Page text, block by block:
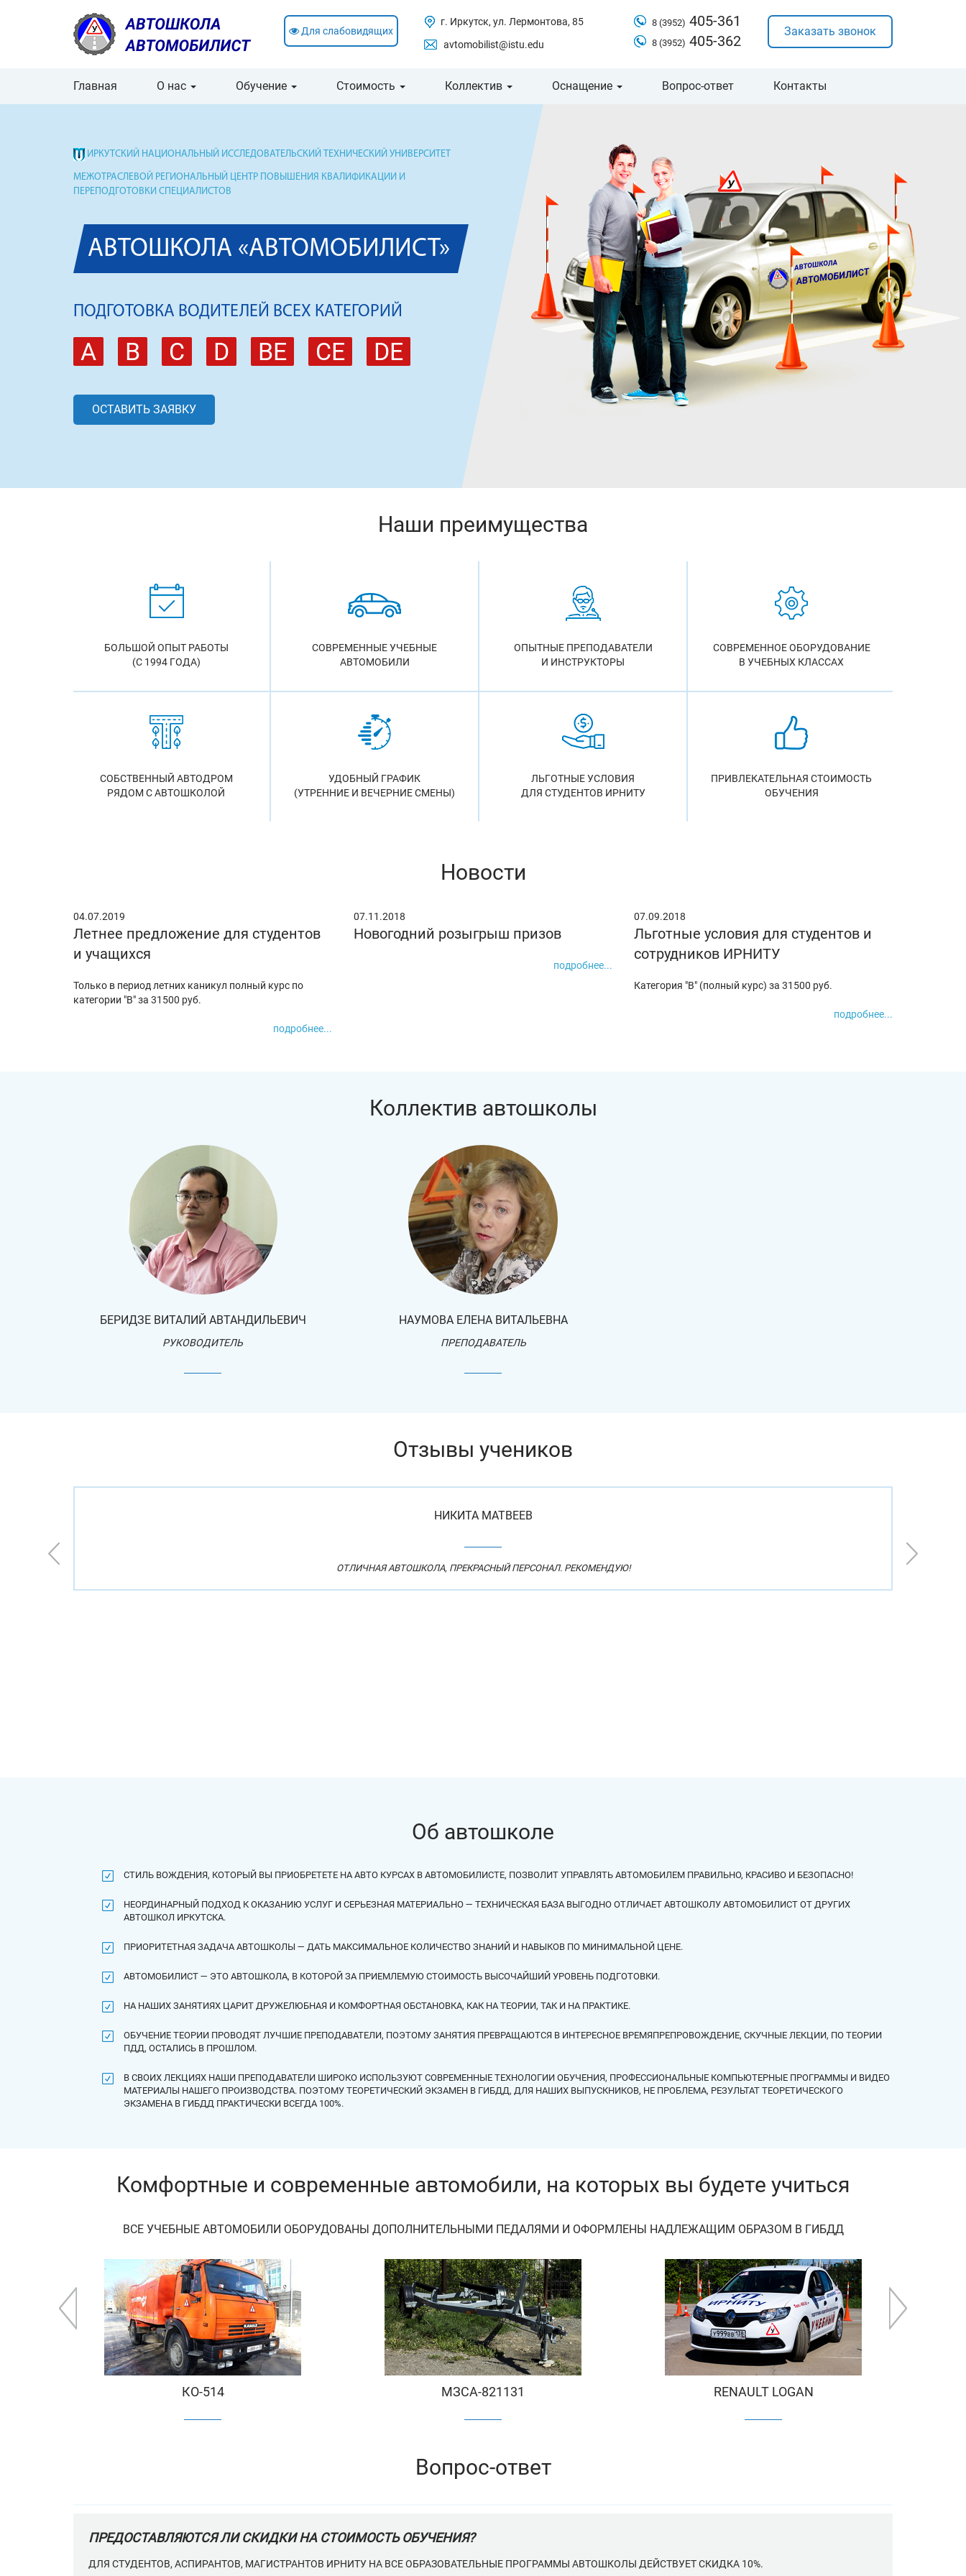
Для слабовидящих
г. Иркутск, ул. Лермонтова, 85
avtomobilist@istu.edu
8 (3952) 405-361
8 (3952) 405-362
Заказать звонок
Главная О нас Обучение Стоимость Коллектив Оснащение Вопрос-ответ Контакты
ИРКУТСКИЙ НАЦИОНАЛЬНЫЙ ИССЛЕДОВАТЕЛЬСКИЙ ТЕХНИЧЕСКИЙ УНИВЕРСИТЕТ
МЕЖОТРАСЛЕВОЙ РЕГИОНАЛЬНЫЙ ЦЕНТР ПОВЫШЕНИЯ КВАЛИФИКАЦИИ И
ПЕРЕПОДГОТОВКИ СПЕЦИАЛИСТОВ
АВТОШКОЛА «АВТОМОБИЛИСТ»
ПОДГОТОВКА ВОДИТЕЛЕЙ ВСЕХ КАТЕГОРИЙ
A B C D BE CE DE
ОСТАВИТЬ ЗАЯВКУ
Наши преимущества
БОЛЬШОЙ ОПЫТ РАБОТЫ
(С 1994 ГОДА)
СОВРЕМЕННЫЕ УЧЕБНЫЕ
АВТОМОБИЛИ
ОПЫТНЫЕ ПРЕПОДАВАТЕЛИ
И ИНСТРУКТОРЫ
СОВРЕМЕННОЕ ОБОРУДОВАНИЕ
В УЧЕБНЫХ КЛАССАХ
СОБСТВЕННЫЙ АВТОДРОМ
РЯДОМ С АВТОШКОЛОЙ
УДОБНЫЙ ГРАФИК
(УТРЕННИЕ И ВЕЧЕРНИЕ СМЕНЫ)
ЛЬГОТНЫЕ УСЛОВИЯ
ДЛЯ СТУДЕНТОВ ИРНИТУ
ПРИВЛЕКАТЕЛЬНАЯ СТОИМОСТЬ
ОБУЧЕНИЯ
Новости
04.07.2019
Летнее предложение для студентов
и учащихся
Только в период летних каникул полный курс по
категории "В" за 31500 руб.
подробнее...
07.11.2018
Новогодний розыгрыш призов
подробнее...
07.09.2018
Льготные условия для студентов и
сотрудников ИРНИТУ
Категория "В" (полный курс) за 31500 руб.
подробнее...
Коллектив автошколы
БЕРИДЗЕ ВИТАЛИЙ АВТАНДИЛЬЕВИЧ
РУКОВОДИТЕЛЬ
НАУМОВА ЕЛЕНА ВИТАЛЬЕВНА
ПРЕПОДАВАТЕЛЬ
Отзывы учеников
НИКИТА МАТВЕЕВ
ОТЛИЧНАЯ АВТОШКОЛА, ПРЕКРАСНЫЙ ПЕРСОНАЛ. РЕКОМЕНДУЮ!
Об автошколе
СТИЛЬ ВОЖДЕНИЯ, КОТОРЫЙ ВЫ ПРИОБРЕТЕТЕ НА АВТО КУРСАХ В АВТОМОБИЛИСТЕ, ПОЗВОЛИТ УПРАВЛЯТЬ АВТОМОБИЛЕМ ПРАВИЛЬНО, КРАСИВО И БЕЗОПАСНО!
НЕОРДИНАРНЫЙ ПОДХОД К ОКАЗАНИЮ УСЛУГ И СЕРЬЕЗНАЯ МАТЕРИАЛЬНО — ТЕХНИЧЕСКАЯ БАЗА ВЫГОДНО ОТЛИЧАЕТ АВТОШКОЛУ АВТОМОБИЛИСТ ОТ ДРУГИХ
АВТОШКОЛ ИРКУТСКА.
ПРИОРИТЕТНАЯ ЗАДАЧА АВТОШКОЛЫ — ДАТЬ МАКСИМАЛЬНОЕ КОЛИЧЕСТВО ЗНАНИЙ И НАВЫКОВ ПО МИНИМАЛЬНОЙ ЦЕНЕ.
АВТОМОБИЛИСТ — ЭТО АВТОШКОЛА, В КОТОРОЙ ЗА ПРИЕМЛЕМУЮ СТОИМОСТЬ ВЫСОЧАЙШИЙ УРОВЕНЬ ПОДГОТОВКИ.
НА НАШИХ ЗАНЯТИЯХ ЦАРИТ ДРУЖЕЛЮБНАЯ И КОМФОРТНАЯ ОБСТАНОВКА, КАК НА ТЕОРИИ, ТАК И НА ПРАКТИКЕ.
ОБУЧЕНИЕ ТЕОРИИ ПРОВОДЯТ ЛУЧШИЕ ПРЕПОДАВАТЕЛИ, ПОЭТОМУ ЗАНЯТИЯ ПРЕВРАЩАЮТСЯ В ИНТЕРЕСНОЕ ВРЕМЯПРЕПРОВОЖДЕНИЕ, СКУЧНЫЕ ЛЕКЦИИ, ПО ТЕОРИИ
ПДД, ОСТАЛИСЬ В ПРОШЛОМ.
В СВОИХ ЛЕКЦИЯХ НАШИ ПРЕПОДАВАТЕЛИ ШИРОКО ИСПОЛЬЗУЮТ СОВРЕМЕННЫЕ ТЕХНОЛОГИИ ОБУЧЕНИЯ, ПРОФЕССИОНАЛЬНЫЕ КОМПЬЮТЕРНЫЕ ПРОГРАММЫ И ВИДЕО
МАТЕРИАЛЫ НАШЕГО ПРОИЗВОДСТВА. ПОЭТОМУ ТЕОРЕТИЧЕСКИЙ ЭКЗАМЕН В ГИБДД, ДЛЯ НАШИХ ВЫПУСКНИКОВ, НЕ ПРОБЛЕМА, РЕЗУЛЬТАТ ТЕОРЕТИЧЕСКОГО
ЭКЗАМЕНА В ГИБДД ПРАКТИЧЕСКИ ВСЕГДА 100%.
Комфортные и современные автомобили, на которых вы будетe учиться
ВСЕ УЧЕБНЫЕ АВТОМОБИЛИ ОБОРУДОВАНЫ ДОПОЛНИТЕЛЬНЫМИ ПЕДАЛЯМИ И ОФОРМЛЕНЫ НАДЛЕЖАЩИМ ОБРАЗОМ В ГИБДД
КО-514 МЗСА-821131 RENAULT LOGAN
Вопрос-ответ
ЗАМЕНЕ ВОДИТЕЛЬСКОГО УДОСТОВЕРЕНИЯ ПО ИСТЕЧЕНИЮ СРОКА ДЕЙСТВИЯ?
СВИДЕТЕЛЬСТВА ПРИ ЗАМЕНЕ ВОДИТЕЛЬСКОГО УДОСТОВЕРЕНИЯ НЕ ТРЕБУЕТСЯ.
КАКИЕ ДОКУМЕНТЫ НЕОБХОДИМО ПРЕДОСТАВИТЬ ДЛЯ ОБУЧЕНИЯ В АВТОШКОЛЕ?
ДОКУМЕНТ, УДОСТОВЕРЯЮЩИЙ ЛИЧНОСТЬ (ПАСПОРТ), 2 ФОТОГРАФИИ 3Х4 СМ, МЕДИЦИНСКОЕ ЗАКЛЮЧЕНИЕ О НАЛИЧИИ (ОБ ОТСУТСТВИИ) У ВОДИТЕЛЕЙ
ТРАНСПОРТНЫХ СРЕДСТВ (КАНДИДАТОВ В ВОДИТЕЛИ ТРАНСПОРТНЫХ СРЕДСТВ) МЕДИЦИНСКИХ ПРОТИВОПОКАЗАНИЙ, МЕДИЦИНСКИХ ПОКАЗАНИЙ ИЛИ
МЕДИЦИНСКИХ ОГРАНИЧЕНИЙ К УПРАВЛЕНИЮ ТРАНСПОРТНЫМИ СРЕДСТВАМИ (ВЫДАЕТСЯ МЕДИЦИНСКИМ УЧРЕЖДЕНИЕМ), СТРАХОВОЕ СВИДЕТЕЛЬСТВО
В НАСТОЯЩЕЕ ВРЕМЯ РАЗМЕР ГОСПОШЛИНЫ УСТАНОВЛЕН НА УРОВНЕ 2000 РУБ., ПРИ ОПЛАТЕ ПОШЛИНЫНА ПОРТАЛЕ ГОСУДАРСТВЕННЫХ УСЛУГ
ПРЕДОСТАВЛЯЮТСЯ ЛИ СКИДКИ НА СТОИМОСТЬ ОБУЧЕНИЯ?
ДЛЯ СТУДЕНТОВ, АСПИРАНТОВ, МАГИСТРАНТОВ ИРНИТУ НА ВСЕ ОБРАЗОВАТЕЛЬНЫЕ ПРОГРАММЫ АВТОШКОЛЫ ДЕЙСТВУЕТ СКИДКА 10%.